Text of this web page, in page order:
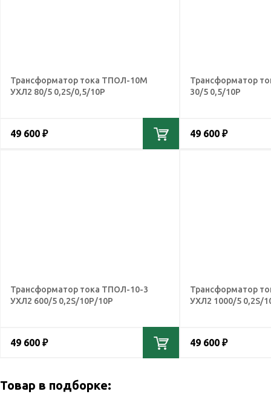
Трансформатор тока ТПОЛ-10М
УХЛ2 80/5 0,2S/0,5/10Р
49 600 ₽
Трансформатор
30/5 0,5/10Р
49 600 ₽
Трансформатор тока ТПОЛ-10-3
УХЛ2 600/5 0,2S/10Р/10Р
49 600 ₽
Трансформатор
УХЛ2 1000/5 0,2S/
49 600 ₽
Товар в подборке: